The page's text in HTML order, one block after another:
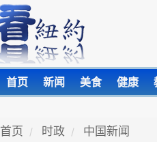
首页 新闻 美食 健康
首页 时政 中国新闻